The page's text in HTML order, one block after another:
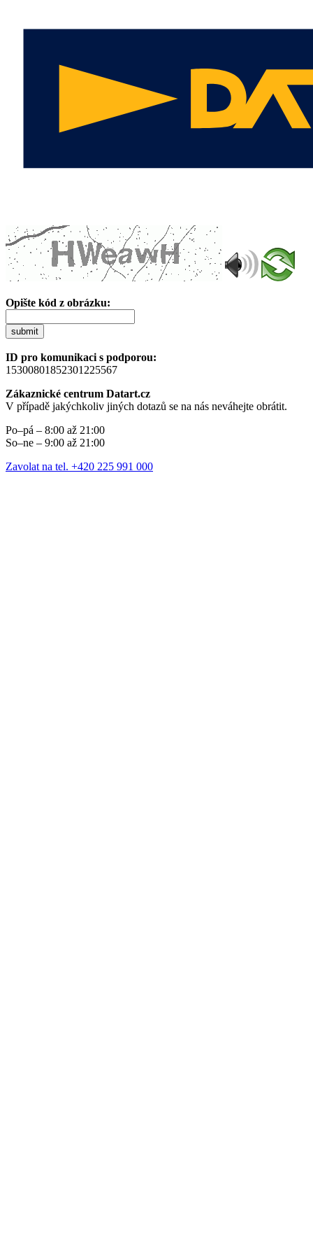
Opište kód z obrázku:
submit
ID pro komunikaci s podporou:
15300801852301225567
Zákaznické centrum Datart.cz
V případě jakýchkoliv jiných dotazů se na nás neváhejte obrátit.
Po–pá – 8:00 až 21:00
So–ne – 9:00 až 21:00
Zavolat na tel. +420 225 991 000